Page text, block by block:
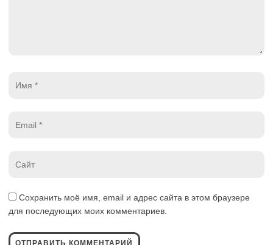
Сохранить моё имя, email и адрес сайта в этом браузере
для последующих моих комментариев.